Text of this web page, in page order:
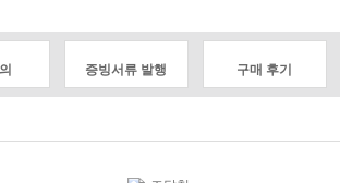
증빙서류 발행 구매 후기